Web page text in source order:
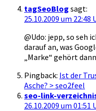
tagSeoBlog sagt:
25.10.2009 um 22:48
@Udo: jepp, so seh
darauf an, was
„Marke“ gehört
Pingback: Ist der
Asche? > seo2feel
seo-link-
26.10.2009 um 01:51